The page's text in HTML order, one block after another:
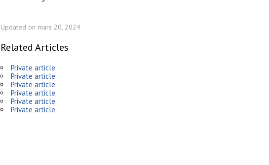
Updated on mars 20, 2024
Related Articles
Private article
Private article
Private article
Private article
Private article
Private article